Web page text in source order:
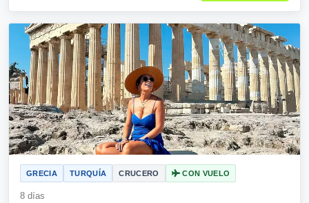
GRECIA TURQUÍA CRUCERO CON VUELO
8 días